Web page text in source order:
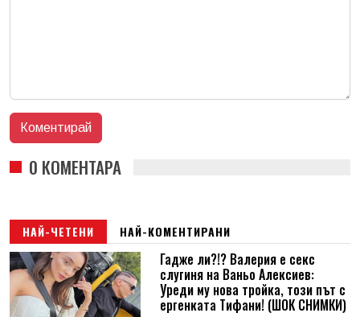
0 КОМЕНТАРА
НАЙ-ЧЕТЕНИ НАЙ-КОМЕНТИРАНИ
Гадже ли?!? Валерия е секс
слугиня на Ваньо Алексиев:
Уреди му нова тройка, този път с
ергенката Тифани! (ШОК СНИМКИ)